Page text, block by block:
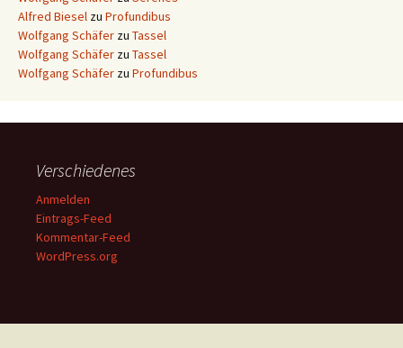
Alfred Biesel zu Profundibus
Wolfgang Schäfer zu Tassel
Wolfgang Schäfer zu Tassel
Wolfgang Schäfer zu Profundibus
Verschiedenes
Anmelden
Eintrags-Feed
Kommentar-Feed
WordPress.org